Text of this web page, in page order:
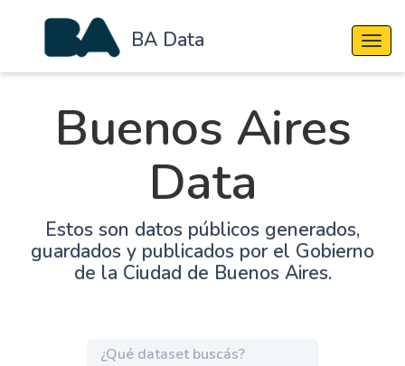
BA Data
Buenos Aires
Data
Estos son datos públicos generados,
guardados y publicados por el Gobierno
de la Ciudad de Buenos Aires.